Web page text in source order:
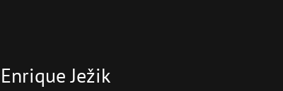
Enrique Ježik